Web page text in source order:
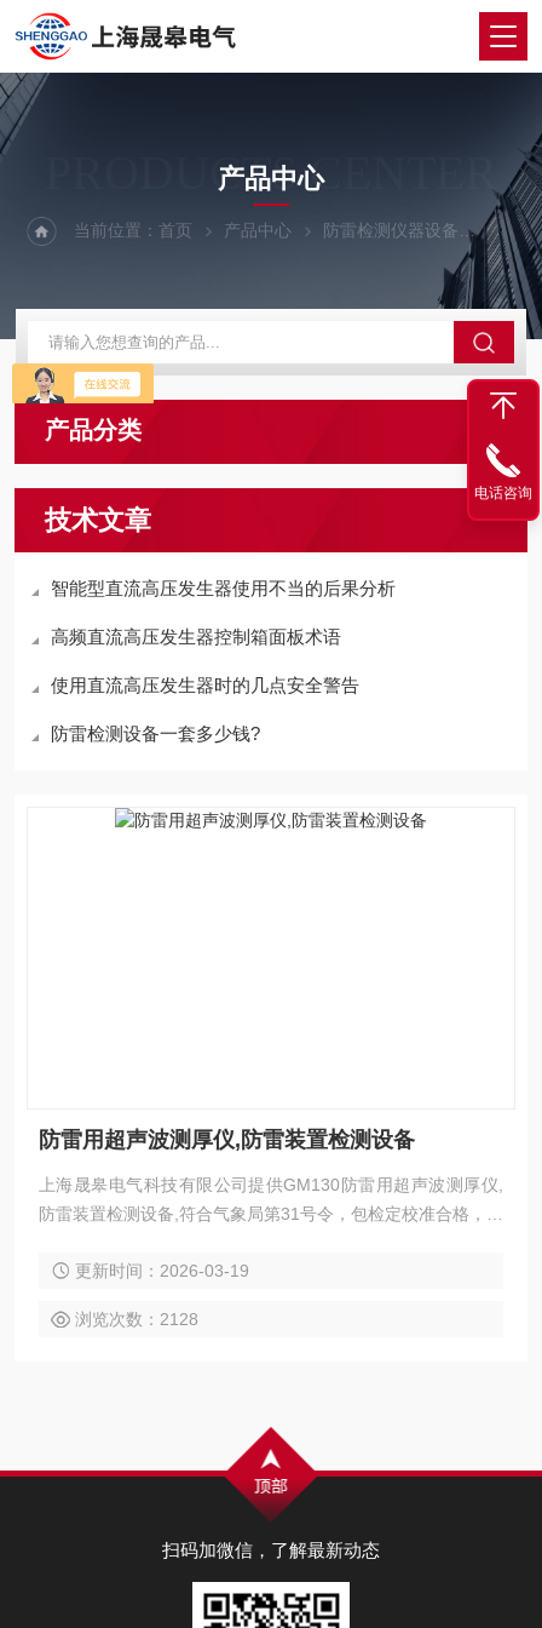
PRODUCTS CENTER
产品中心
当前位置：首页 产品中心 防雷检测仪器设备 测厚仪
产品分类
技术文章
智能型直流高压发生器使用不当的后果分析
高频直流高压发生器控制箱面板术语
使用直流高压发生器时的几点安全警告
防雷检测设备一套多少钱?
防雷用超声波测厚仪,防雷装置检测设备
上海晟皋电气科技有限公司提供GM130防雷用超声波测厚仪,
防雷装置检测设备,符合气象局第31号令，包检定校准合格，欢
更新时间：2026-03-19
浏览次数：2128
扫码加微信，了解最新动态
电话咨询